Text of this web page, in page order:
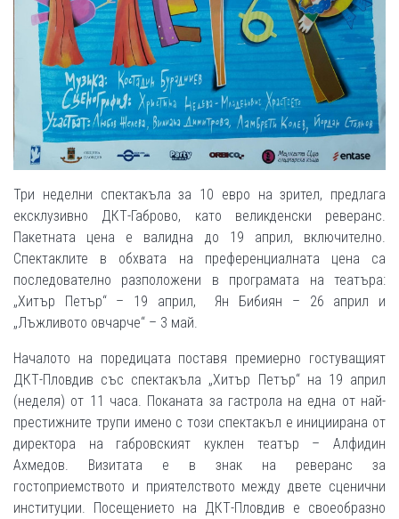
Три неделни спектакъла за 10 евро на зрител, предлага
ексклузивно ДКТ-Габрово, като великденски реверанс.
Пакетната цена е валидна до 19 април, включително.
Спектаклите в обхвата на преференциалната цена са
последователно разположени в програмата на театъра:
„Хитър Петър“ – 19 април, Ян Бибиян – 26 април и
„Лъжливото овчарче“ – 3 май.
Началото на поредицата поставя премиерно гостуващият
ДКТ-Пловдив със спектакъла „Хитър Петър“ на 19 април
(неделя) от 11 часа. Поканата за гастрола на една от най-
престижните трупи имено с този спектакъл е инициирана от
директора на габровският куклен театър – Алфидин
Ахмедов. Визитата е в знак на реверанс за
гостоприемството и приятелството между двете сценични
институции. Посещението на ДКТ-Пловдив е своеобразно